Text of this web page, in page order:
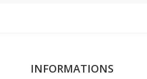
INFORMATIONS